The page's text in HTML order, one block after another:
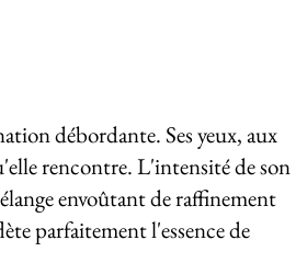
débordante. Ses yeux, aux
rencontre. L'intensité de son
envoûtant de raffinement
parfaitement l'essence de